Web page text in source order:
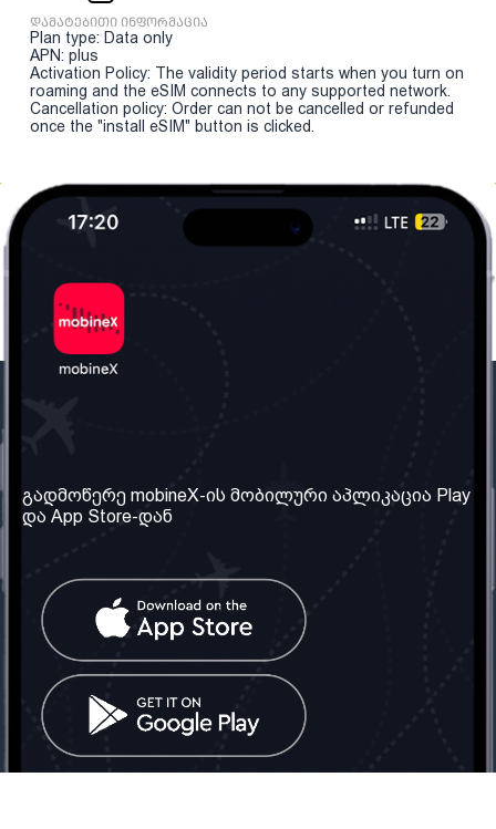
დამატებითი ინფორმაცია
Plan type: Data only
APN: plus
Activation Policy: The validity period starts when you turn on
roaming and the eSIM connects to any supported network.
Cancellation policy: Order can not be cancelled or refunded
once the "install eSIM" button is clicked.
ჩვენ შესახებ
ჩვენი სერვისები
წესები და პირობები
კითხვები
კონტაქტი
საქართველო: თბილისი
ტელ: 032 2 04 00 50
ელ. ფოსტა:
info@mobinex.ge
სოციალური ქსელი
გადმოწერე mobineX-ის მობილური აპლიკაცია Play
და App Store-დან